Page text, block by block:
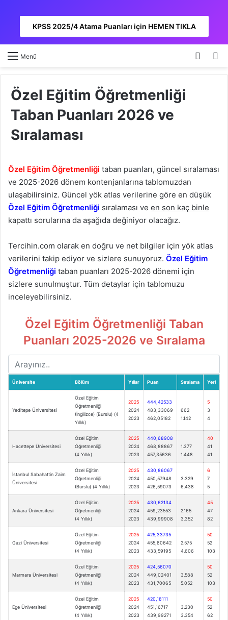
KPSS 2025/4 Atama Puanları için HEMEN TIKLA
Menü Kayıt
Özel Eğitim Öğretmenliği
Taban Puanları 2026 ve
Sıralaması
Özel Eğitim Öğretmenliği taban puanları, güncel sıralaması
ve 2025-2026 dönem kontenjanlarına tablomuzdan
ulaşabilirsiniz. Güncel yök atlas verilerine göre en düşük
Özel Eğitim Öğretmenliği sıralaması ve en son kaç binle
kapattı sorularına da aşağıda değiniyor olacağız.
Tercihin.com olarak en doğru ve net bilgiler için yök atlas
verilerini takip ediyor ve sizlere sunuyoruz. Özel Eğitim
Öğretmenliği taban puanları 2025-2026 dönemi için
sizlere sunulmuştur. Tüm detaylar için tablomuzu
inceleyebilirsiniz.
Özel Eğitim Öğretmenliği Taban
Puanları 2025-2026 ve Sıralama
Üniversite Bölüm Yıllar Puan Sıralama Yerl
Yeditepe Üniversitesi
Özel Eğitim
Öğretmenliği
(İngilizce) (Burslu) (4
Yıllık)
2025
2024
2023
444,42533
483,33069
462,05182
662
1.142
5
3
4
Hacettepe Üniversitesi
Özel Eğitim
Öğretmenliği
(4 Yıllık)
2025
2024
2023
440,68908
468,88867
457,35636
1.377
1.448
40
41
41
İstanbul Sabahattin Zaim
Üniversitesi
Özel Eğitim
Öğretmenliği
(Burslu) (4 Yıllık)
2025
2024
2023
430,86067
450,57948
426,59073
3.329
6.438
6
7
5
Ankara Üniversitesi
Özel Eğitim
Öğretmenliği
(4 Yıllık)
2025
2024
2023
430,62134
459,23553
439,99908
2.165
3.352
45
47
82
Gazi Üniversitesi
Özel Eğitim
Öğretmenliği
(4 Yıllık)
2025
2024
2023
425,33735
455,80642
433,59195
2.575
4.606
50
52
103
Marmara Üniversitesi
Özel Eğitim
Öğretmenliği
(4 Yıllık)
2025
2024
2023
424,56070
449,02401
431,70065
3.588
5.052
50
52
103
Ege Üniversitesi
Özel Eğitim
Öğretmenliği
(4 Yıllık)
2025
2024
2023
420,18111
451,16717
439,99271
3.230
3.354
50
52
62